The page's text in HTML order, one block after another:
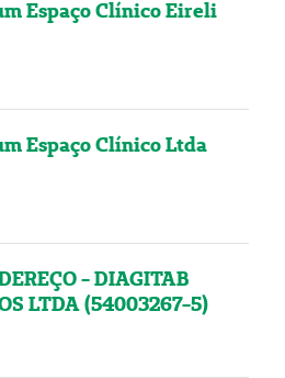
Espaço Clínico Eireli
Espaço Clínico Ltda
- DIAGITAB
LTDA (54003267-5)